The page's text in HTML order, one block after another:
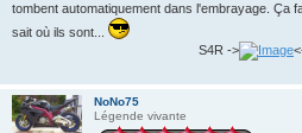
tombent automatiquement dans l'embrayage. Ça
sait où ils sont...
S4R ->
NoNo75
Légende vivante